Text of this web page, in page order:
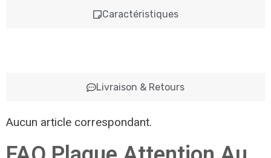
Caractéristiques
Livraison & Retours
Aucun article correspondant.